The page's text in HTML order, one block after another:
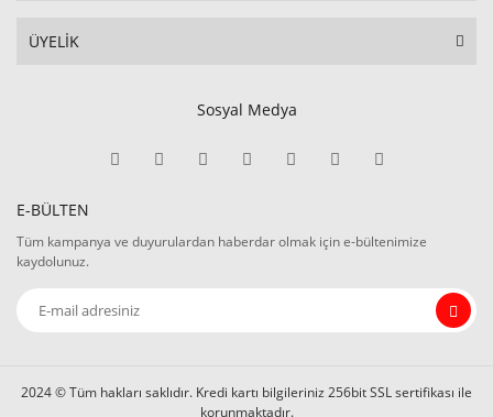
ÜYELİK
Sosyal Medya
E-BÜLTEN
Tüm kampanya ve duyurulardan haberdar olmak için e-bültenimize
kaydolunuz.
2024 © Tüm hakları saklıdır. Kredi kartı bilgileriniz 256bit SSL sertifikası ile
korunmaktadır.